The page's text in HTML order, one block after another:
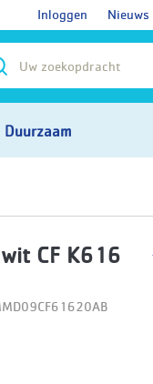
Inloggen Nieuws
Duurzaam
CF K616